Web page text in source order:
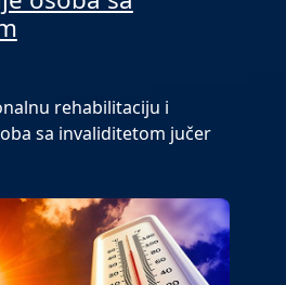
rehabilitaciju i
sa invaliditetom jučer